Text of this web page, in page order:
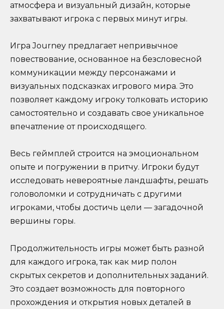
атмосфера и визуальный дизайн, которые
захватывают игрока с первых минут игры.
Игра Journey предлагает непривычное
повествование, основанное на безсловесной
коммуникации между персонажами и
визуальных подсказках игрового мира. Это
позволяет каждому игроку толковать историю
самостоятельно и создавать свое уникальное
впечатление от происходящего.
Весь геймплей строится на эмоциональном
опыте и погружении в притчу. Игроки будут
исследовать невероятные ландшафты, решать
головоломки и сотрудничать с другими
игроками, чтобы достичь цели — загадочной
вершины горы.
Продолжительность игры может быть разной
для каждого игрока, так как мир полон
скрытых секретов и дополнительных заданий.
Это создает возможность для повторного
прохождения и открытия новых деталей в